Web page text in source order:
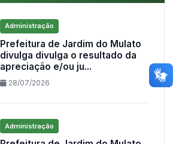
Administração
Prefeitura de Jardim do Mulato
divulga divulga o resultado da
apreciação e/ou ju...
28/07/2026
Administração